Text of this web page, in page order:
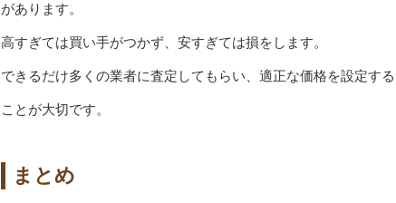
があります。
高すぎては買い手がつかず、安すぎては損をします。
できるだけ多くの業者に査定してもらい、適正な価格を設定する
ことが大切です。
まとめ